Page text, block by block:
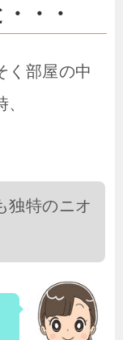
・・
く部屋の中
独特のニオ